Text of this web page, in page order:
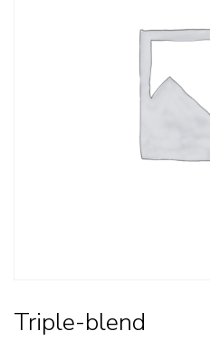
Triple-blend